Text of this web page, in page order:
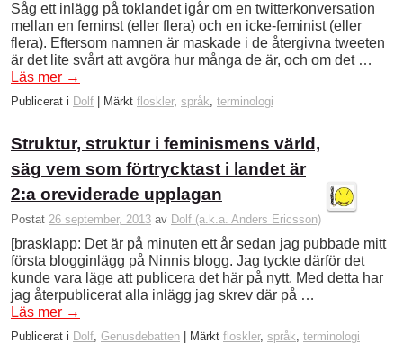
Såg ett inlägg på toklandet igår om en twitterkonversation
mellan en feminst (eller flera) och en icke-feminist (eller
flera). Eftersom namnen är maskade i de återgivna tweeten
är det lite svårt att avgöra hur många de är, och om det …
Läs mer →
Publicerat i Dolf Märkt floskler, språk, terminologi
Struktur, struktur i feminismens värld,
säg vem som förtrycktast i landet är
2:a oreviderade upplagan
Postat 26 september, 2013 av Dolf (a.k.a. Anders Ericsson)
[brasklapp: Det är på minuten ett år sedan jag pubbade mitt
första blogginlägg på Ninnis blogg. Jag tyckte därför det
kunde vara läge att publicera det här på nytt. Med detta har
jag återpublicerat alla inlägg jag skrev där på …
Läs mer →
Publicerat i Dolf Genusdebatten Märkt floskler, språk terminologi